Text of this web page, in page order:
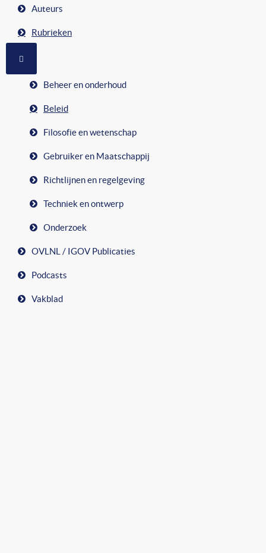
Auteurs
Rubrieken
Beheer en onderhoud
Beleid
Filosofie en wetenschap
Gebruiker en Maatschappij
Richtlijnen en regelgeving
Techniek en ontwerp
Onderzoek
OVLNL / IGOV Publicaties
Podcasts
Vakblad